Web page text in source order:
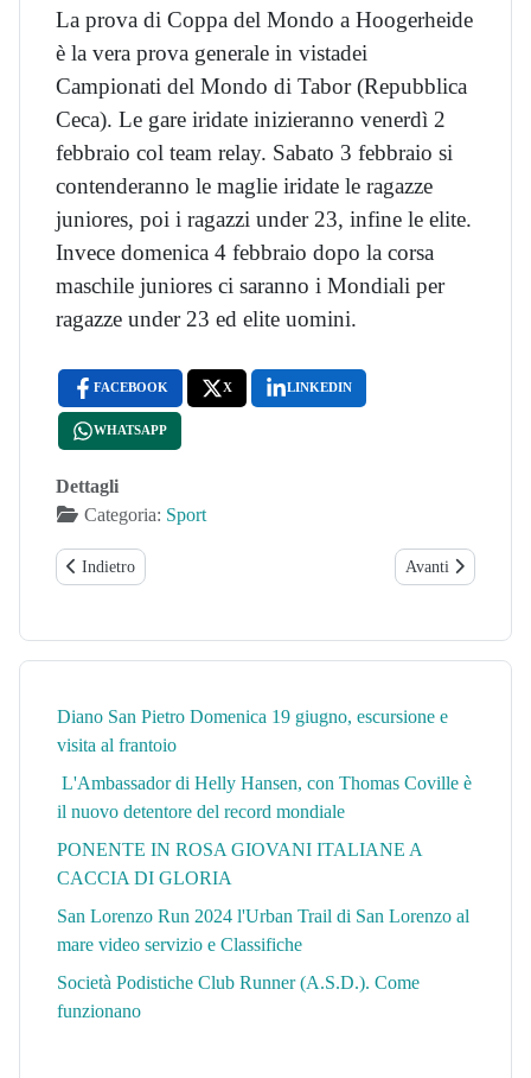
La prova di Coppa del Mondo a Hoogerheide
è la vera prova generale in vistadei
Campionati del Mondo di Tabor (Repubblica
Ceca). Le gare iridate inizieranno venerdì 2
febbraio col team relay. Sabato 3 febbraio si
contenderanno le maglie iridate le ragazze
juniores, poi i ragazzi under 23, infine le elite.
Invece domenica 4 febbraio dopo la corsa
maschile juniores ci saranno i Mondiali per
ragazze under 23 ed elite uomini.
FACEBOOK X LINKEDIN
WHATSAPP
Dettagli
Categoria: Sport
Articolo precedente: CICLOCROSS, CAMPIONATI DEL
Indietro Articolo
Avanti
Diano San Pietro Domenica 19 giugno, escursione e
visita al frantoio
L'Ambassador di Helly Hansen, con Thomas Coville è
il nuovo detentore del record mondiale
PONENTE IN ROSA GIOVANI ITALIANE A
CACCIA DI GLORIA
San Lorenzo Run 2024 l'Urban Trail di San Lorenzo al
mare video servizio e Classifiche
Società Podistiche Club Runner (A.S.D.). Come
funzionano